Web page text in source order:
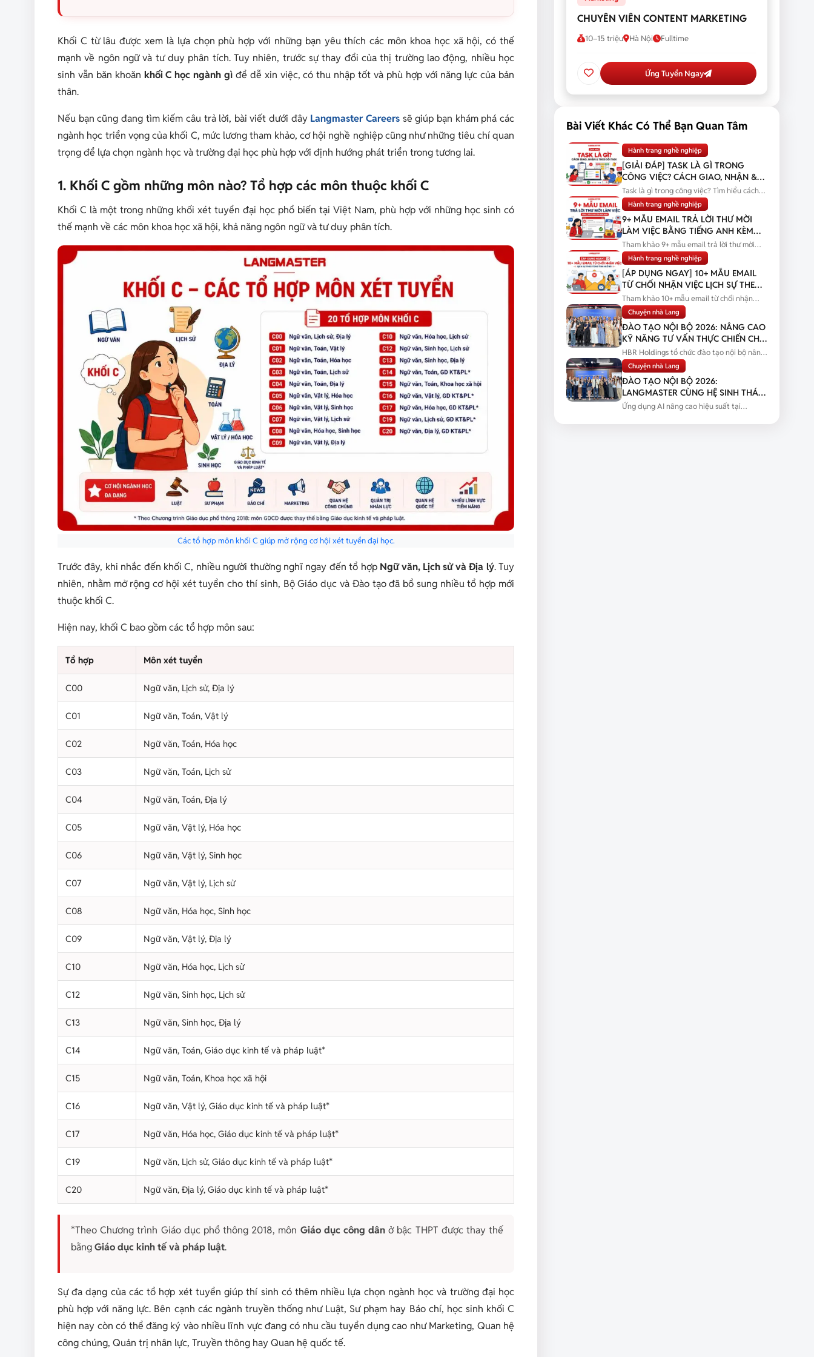
Khối C từ lâu được xem là lựa chọn phù hợp với những bạn yêu thích các môn khoa học xã hội, có thế
mạnh về ngôn ngữ và tư duy phân tích. Tuy nhiên, trước sự thay đổi của thị trường lao động, nhiều học
sinh vẫn băn khoăn khối C học ngành gì để dễ xin việc, có thu nhập tốt và phù hợp với năng lực của bản
thân.
Nếu bạn cũng đang tìm kiếm câu trả lời, bài viết dưới đây Langmaster Careers sẽ giúp bạn khám phá các
ngành học triển vọng của khối C, mức lương tham khảo, cơ hội nghề nghiệp cũng như những tiêu chí quan
trọng để lựa chọn ngành học và trường đại học phù hợp với định hướng phát triển trong tương lai.
1. Khối C gồm những môn nào? Tổ hợp các môn thuộc khối C
Khối C là một trong những khối xét tuyển đại học phổ biến tại Việt Nam, phù hợp với những học sinh có
thế mạnh về các môn khoa học xã hội, khả năng ngôn ngữ và tư duy phân tích.
Các tổ hợp môn khối C giúp mở rộng cơ hội xét tuyển đại học.
Trước đây, khi nhắc đến khối C, nhiều người thường nghĩ ngay đến tổ hợp Ngữ văn, Lịch sử và Địa lý. Tuy
nhiên, nhằm mở rộng cơ hội xét tuyển cho thí sinh, Bộ Giáo dục và Đào tạo đã bổ sung nhiều tổ hợp mới
thuộc khối C.
Hiện nay, khối C bao gồm các tổ hợp môn sau:
Tổ hợp Môn xét tuyển
C00 Ngữ văn, Lịch sử, Địa lý
C01 Ngữ văn, Toán, Vật lý
C02 Ngữ văn, Toán, Hóa học
C03 Ngữ văn, Toán, Lịch sử
C04 Ngữ văn, Toán, Địa lý
C05 Ngữ văn, Vật lý, Hóa học
C06 Ngữ văn, Vật lý, Sinh học
C07 Ngữ văn, Vật lý, Lịch sử
C08 Ngữ văn, Hóa học, Sinh học
C09 Ngữ văn, Vật lý, Địa lý
C10 Ngữ văn, Hóa học, Lịch sử
C12 Ngữ văn, Sinh học, Lịch sử
C13 Ngữ văn, Sinh học, Địa lý
C14 Ngữ văn, Toán, Giáo dục kinh tế và pháp luật*
C15 Ngữ văn, Toán, Khoa học xã hội
C16 Ngữ văn, Vật lý, Giáo dục kinh tế và pháp luật*
C17 Ngữ văn, Hóa học, Giáo dục kinh tế và pháp luật*
C19 Ngữ văn, Lịch sử, Giáo dục kinh tế và pháp luật*
C20 Ngữ văn, Địa lý, Giáo dục kinh tế và pháp luật*
*Theo Chương trình Giáo dục phổ thông 2018, môn Giáo dục công dân ở bậc THPT được thay thế
bằngGiáo dục kinh tế và pháp luật.
Sự đa dạng của các tổ hợp xét tuyển giúp thí sinh có thêm nhiều lựa chọn ngành học và trường đại học
phù hợp với năng lực. Bên cạnh các ngành truyền thống như Luật, Sư phạm hay Báo chí, học sinh khối C
hiện nay còn có thể đăng ký vào nhiều lĩnh vực đang có nhu cầu tuyển dụng cao như Marketing, Quan hệ
công chúng, Quản trị nhân lực, Truyền thông hay Quan hệ quốc tế.
CHUYÊN VIÊN CONTENT MARKETING
10–15 triệu Hà Nội Fulltime
Ứng Tuyển Ngay
Bài Viết Khác Có Thể Bạn Quan Tâm
Hành trang nghề nghiệp
[GIẢI ĐÁP] TASK LÀ GÌ TRONG
CÔNG VIỆC? CÁCH GIAO, NHẬN &
THEO DÕI TASK
Task là gì trong công việc? Tìm hiểu cách
giao, nhận và theo dõi task...
Hành trang nghề nghiệp
9+ MẪU EMAIL TRẢ LỜI THƯ MỜI
LÀM VIỆC BẰNG TIẾNG ANH KÈM
BẢN DỊCH
Tham khảo 9+ mẫu email trả lời thư mời
làm việc bằng tiếng Anh kèm bản...
Hành trang nghề nghiệp
[ÁP DỤNG NGAY] 10+ MẪU EMAIL
TỪ CHỐI NHẬN VIỆC LỊCH SỰ THEO
TỪNG TÌNH HUỐNG
Tham khảo 10+ mẫu email từ chối nhận
việc lịch sự theo từng tình huống...
Chuyện nhà Lang
ĐÀO TẠO NỘI BỘ 2026: NÂNG CAO
KỸ NĂNG TƯ VẤN THỰC CHIẾN CHO
ĐỘI NGŨ SALES
HBR Holdings tổ chức đào tạo nội bộ nâng
cao kỹ năng tư vấn thực chiến...
Chuyện nhà Lang
ĐÀO TẠO NỘI BỘ 2026:
LANGMASTER CÙNG HỆ SINH THÁI
HBR HOLDINGS NÂNG CAO NĂNG
Ứng dụng AI nâng cao hiệu suất tại